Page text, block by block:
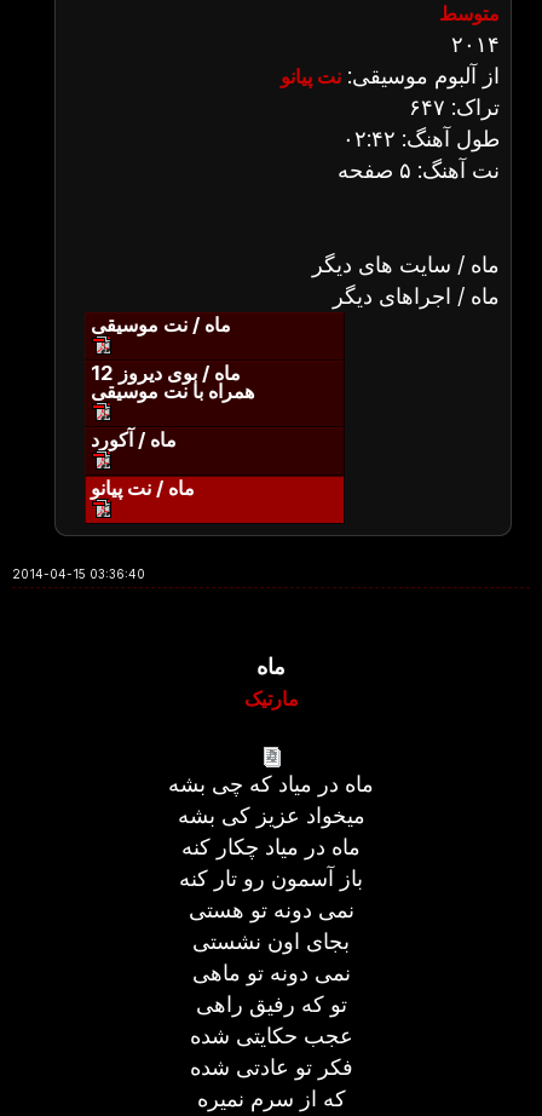
متوسط
۲۰۱۴
از آلبوم موسیقی: نت پیانو
تراک: ۶۴۷
طول آهنگ: ۰۲:۴۲
نت آهنگ: ۵ صفحه
ماه / سایت های دیگر
ماه / اجراهای دیگر
ماه / نت موسیقی
ماه / بوی دیروز 12
همراه با نت موسیقی
ماه / آکورد
ماه / نت پیانو
2014-04-15 03:36:40
ماه
مارتیک
ماه در میاد که چی بشه
میخواد عزیز کی بشه
ماه در میاد چکار کنه
باز آسمون رو تار کنه
نمی دونه تو هستی
بجای اون نشستی
نمی دونه تو ماهی
تو که رفیق راهی
عجب حکایتی شده
فکر تو عادتی شده
که از سرم نمیره